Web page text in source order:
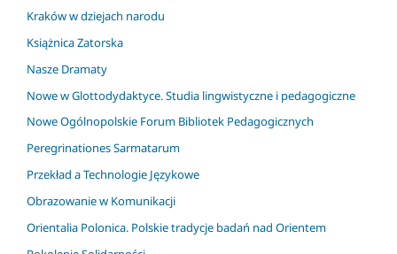
Kraków w dziejach narodu
Książnica Zatorska
Nasze Dramaty
Nowe w Glottodydaktyce. Studia lingwistyczne i pedagogiczne
Nowe Ogólnopolskie Forum Bibliotek Pedagogicznych
Peregrinationes Sarmatarum
Przekład a Technologie Językowe
Obrazowanie w Komunikacji
Orientalia Polonica. Polskie tradycje badań nad Orientem